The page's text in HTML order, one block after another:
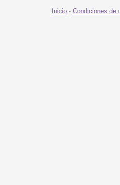
Inicio - Condiciones de